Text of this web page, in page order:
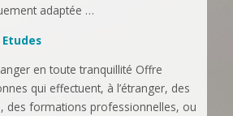
adaptée …
en toute tranquillité Offre
qui effectuent, à l’étranger, des
des formations professionnelles, ou